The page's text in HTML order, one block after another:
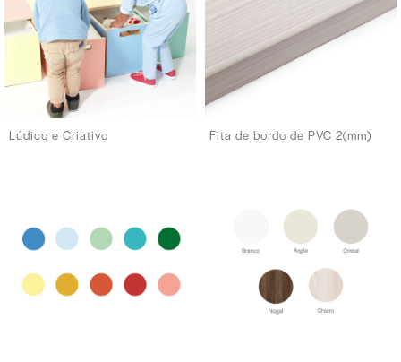
Lúdico e Criativo Fita de bordo de PVC 2(mm)